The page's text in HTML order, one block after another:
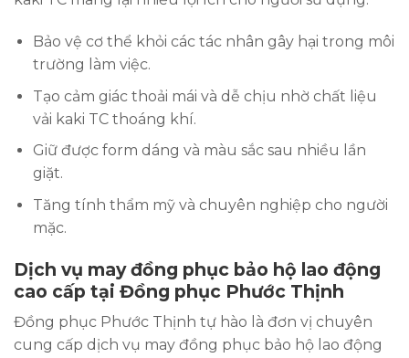
Bảo vệ cơ thể khỏi các tác nhân gây hại trong môi
trường làm việc.
Tạo cảm giác thoải mái và dễ chịu nhờ chất liệu
vải kaki TC thoáng khí.
Giữ được form dáng và màu sắc sau nhiều lần
giặt.
Tăng tính thẩm mỹ và chuyên nghiệp cho người
mặc.
Dịch vụ may đồng phục bảo hộ lao động
cao cấp tại Đồng phục Phước Thịnh
Đồng phục Phước Thịnh tự hào là đơn vị chuyên
cung cấp dịch vụ may đồng phục bảo hộ lao động